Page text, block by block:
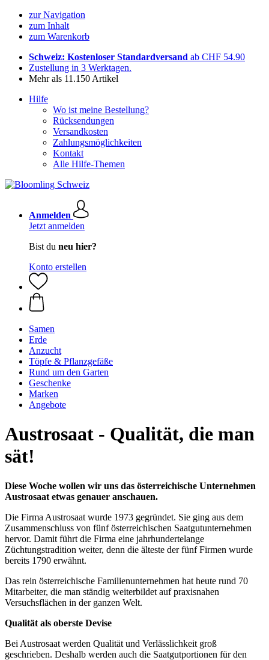
zur Navigation
zum Inhalt
zum Warenkorb
Schweiz: Kostenloser Standardversand ab CHF 54.90
Zustellung in 3 Werktagen.
Mehr als 11.150 Artikel
Hilfe
Wo ist meine Bestellung?
Rücksendungen
Versandkosten
Zahlungsmöglichkeiten
Kontakt
Alle Hilfe-Themen
Anmelden
Jetzt anmelden
Bist du neu hier?
Konto erstellen
Samen
Erde
Anzucht
Töpfe & Pflanzgefäße
Rund um den Garten
Geschenke
Marken
Angebote
Austrosaat - Qualität, die man
sät!
Diese Woche wollen wir uns das österreichische Unternehmen
Austrosaat etwas genauer anschauen.
Die Firma Austrosaat wurde 1973 gegründet. Sie ging aus dem
Zusammenschluss von fünf österreichischen Saatgutunternehmen
hervor. Damit führt die Firma eine jahrhundertelange
Züchtungstradition weiter, denn die älteste der fünf Firmen wurde
bereits 1790 erwähnt.
Das rein österreichische Familienunternehmen hat heute rund 70
Mitarbeiter, die man ständig weiterbildet auf praxisnahen
Versuchsflächen in der ganzen Welt.
Qualität als oberste Devise
Bei Austrosaat werden Qualität und Verlässlichkeit groß
geschrieben. Deshalb werden auch die Saatgutportionen für den